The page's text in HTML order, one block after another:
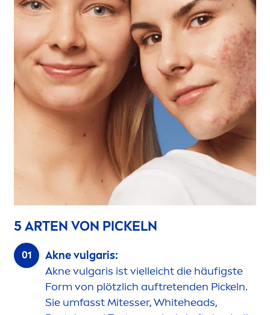
5 ARTEN VON PICKELN
Akne vulgaris:
Akne vulgaris ist vielleicht die häufigste
Form von plötzlich auftretenden Pickeln.
Sie umfasst Mitesser,Whiteheads,